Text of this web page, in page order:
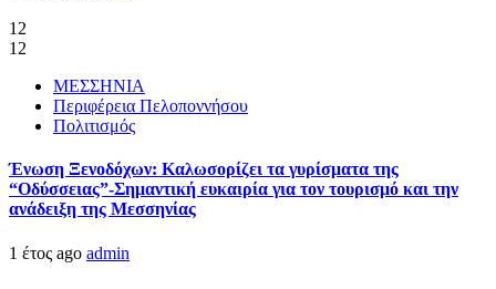
12
12
ΜΕΣΣΗΝΙΑ
Περιφέρεια Πελοποννήσου
Πολιτισμός
Ένωση Ξενοδόχων: Καλωσορίζει τα γυρίσματα της
“Οδύσσειας”-Σημαντική ευκαιρία για τον τουρισμό και την
ανάδειξη της Μεσσηνίας
1 έτος ago admin